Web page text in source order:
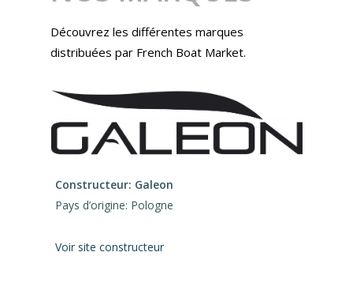
Découvrez les différentes marques
distribuées par French Boat Market.
Constructeur: Galeon
Pays d’origine: Pologne
Voir site constructeur